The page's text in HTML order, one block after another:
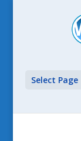
Select Page